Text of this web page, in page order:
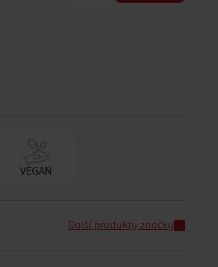
VEGAN
Další produkty značky